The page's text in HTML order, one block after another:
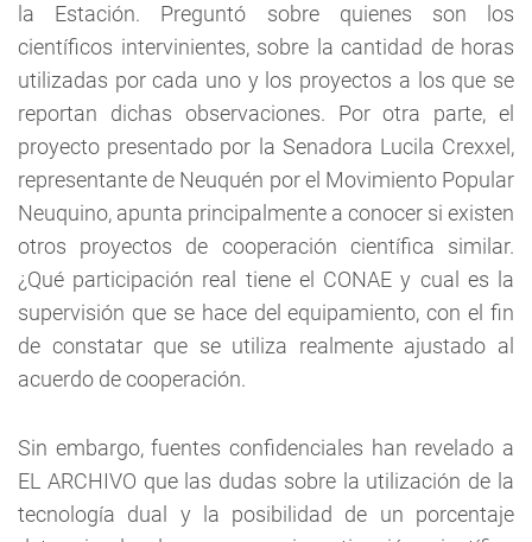
la Estación. Preguntó sobre quienes son los
científicos intervinientes, sobre la cantidad de horas
utilizadas por cada uno y los proyectos a los que se
reportan dichas observaciones. Por otra parte, el
proyecto presentado por la Senadora Lucila Crexxel,
representante de Neuquén por el Movimiento Popular
Neuquino, apunta principalmente a conocer si existen
otros proyectos de cooperación científica similar.
¿Qué participación real tiene el CONAE y cual es la
supervisión que se hace del equipamiento, con el fin
de constatar que se utiliza realmente ajustado al
acuerdo de cooperación.
Sin embargo, fuentes confidenciales han revelado a
EL ARCHIVO que las dudas sobre la utilización de la
tecnología dual y la posibilidad de un porcentaje